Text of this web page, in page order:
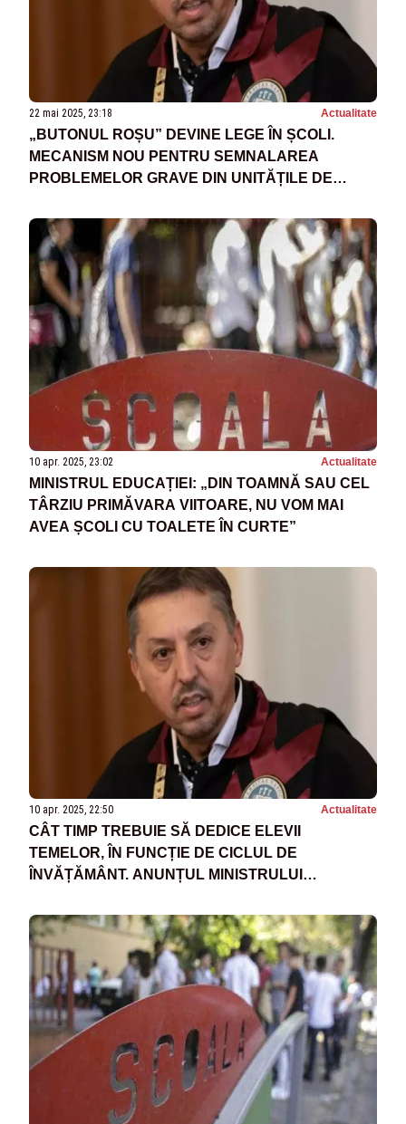
22 mai 2025, 23:18 Actualitate
„BUTONUL ROȘU” DEVINE LEGE ÎN ȘCOLI.
MECANISM NOU PENTRU SEMNALAREA
PROBLEMELOR GRAVE DIN UNITĂȚILE DE
10 apr. 2025, 23:02 Actualitate
MINISTRUL EDUCAȚIEI: „DIN TOAMNĂ SAU CEL
TÂRZIU PRIMĂVARA VIITOARE, NU VOM MAI
AVEA ȘCOLI CU TOALETE ÎN CURTE”
10 apr. 2025, 22:50 Actualitate
CÂT TIMP TREBUIE SĂ DEDICE ELEVII
TEMELOR, ÎN FUNCȚIE DE CICLUL DE
ÎNVĂȚĂMÂNT. ANUNȚUL MINISTRULUI